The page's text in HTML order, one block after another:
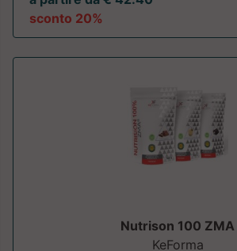
sconto 20%
Nutrison 100 ZMA
KeForma